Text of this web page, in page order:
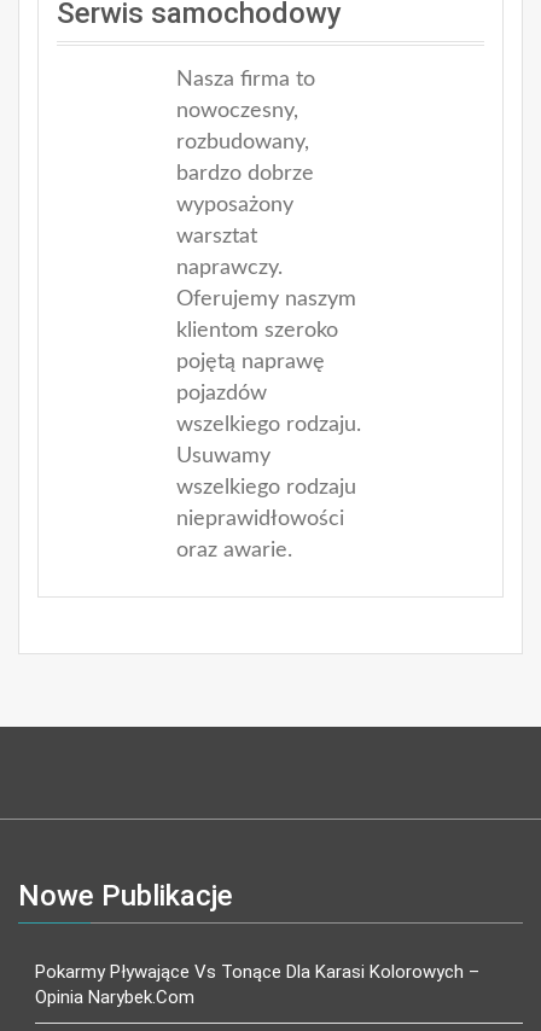
Serwis samochodowy
Nasza firma to
nowoczesny,
rozbudowany,
bardzo dobrze
wyposażony
warsztat
naprawczy.
Oferujemy naszym
klientom szeroko
pojętą naprawę
pojazdów
wszelkiego rodzaju.
Usuwamy
wszelkiego rodzaju
nieprawidłowości
oraz awarie.
Nowe Publikacje
Pokarmy Pływające Vs Tonące Dla Karasi Kolorowych –
Opinia Narybek.com